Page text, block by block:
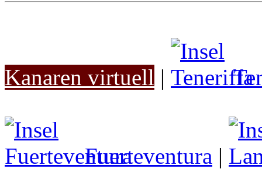
Kanaren virtuell |
Fuerteventura |